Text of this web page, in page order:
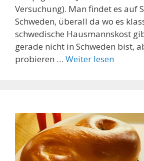
Versuchung). Man findet es auf
Schweden, überall da wo es
schwedische Hausmannskost
gerade nicht in Schweden bist,
probieren … Weiter lesen